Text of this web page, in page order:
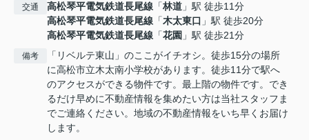
交通 高松琴平電気鉄道長尾線 「林道 」駅 徒歩11分
高松琴平電気鉄道長尾線 「木太東口 」駅 徒歩20分
高松琴平電気鉄道長尾線 「花園 」駅 徒歩21分
備考
「リベルテ東山」のここがイチオシ。徒歩15分の場所
に高松市立木太南小学校があります。徒歩11分で駅へ
のアクセスができる物件です。最上階の物件です。でき
るだけ早めに不動産情報を集めたい方は当社スタッフま
でご連絡ください。地域の不動産情報をいち早くお届け
します。